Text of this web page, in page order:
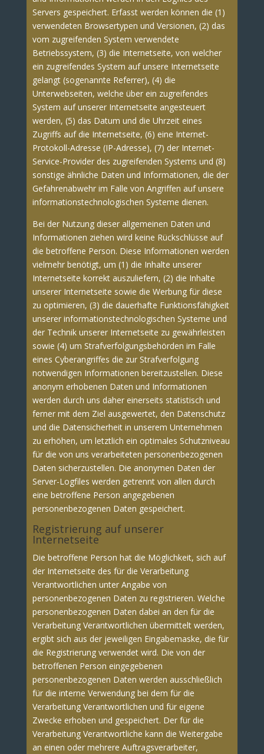
Servers gespeichert. Erfasst werden können die (1)
verwendeten Browsertypen und Versionen, (2) das
vom zugreifenden System verwendete
Betriebssystem, (3) die Internetseite, von welcher
ein zugreifendes System auf unsere Internetseite
gelangt (sogenannte Referrer), (4) die
Unterwebseiten, welche über ein zugreifendes
System auf unserer Internetseite angesteuert
werden, (5) das Datum und die Uhrzeit eines
Zugriffs auf die Internetseite, (6) eine Internet-
Protokoll-Adresse (IP-Adresse), (7) der Internet-
Service-Provider des zugreifenden Systems und (8)
sonstige ähnliche Daten und Informationen, die der
Gefahrenabwehr im Falle von Angriffen auf unsere
informationstechnologischen Systeme dienen.
Bei der Nutzung dieser allgemeinen Daten und
Informationen ziehen wird keine Rückschlüsse auf
die betroffene Person. Diese Informationen werden
vielmehr benötigt, um (1) die Inhalte unserer
Internetseite korrekt auszuliefern, (2) die Inhalte
unserer Internetseite sowie die Werbung für diese
zu optimieren, (3) die dauerhafte Funktionsfähigkeit
unserer informationstechnologischen Systeme und
der Technik unserer Internetseite zu gewährleisten
sowie (4) um Strafverfolgungsbehörden im Falle
eines Cyberangriffes die zur Strafverfolgung
notwendigen Informationen bereitzustellen. Diese
anonym erhobenen Daten und Informationen
werden durch uns daher einerseits statistisch und
ferner mit dem Ziel ausgewertet, den Datenschutz
und die Datensicherheit in unserem Unternehmen
zu erhöhen, um letztlich ein optimales Schutzniveau
für die von uns verarbeiteten personenbezogenen
Daten sicherzustellen. Die anonymen Daten der
Server-Logfiles werden getrennt von allen durch
eine betroffene Person angegebenen
personenbezogenen Daten gespeichert.
Registrierung auf unserer
Internetseite
Die betroffene Person hat die Möglichkeit, sich auf
der Internetseite des für die Verarbeitung
Verantwortlichen unter Angabe von
personenbezogenen Daten zu registrieren. Welche
personenbezogenen Daten dabei an den für die
Verarbeitung Verantwortlichen übermittelt werden,
ergibt sich aus der jeweiligen Eingabemaske, die für
die Registrierung verwendet wird. Die von der
betroffenen Person eingegebenen
personenbezogenen Daten werden ausschließlich
für die interne Verwendung bei dem für die
Verarbeitung Verantwortlichen und für eigene
Zwecke erhoben und gespeichert. Der für die
Verarbeitung Verantwortliche kann die Weitergabe
an einen oder mehrere Auftragsverarbeiter,